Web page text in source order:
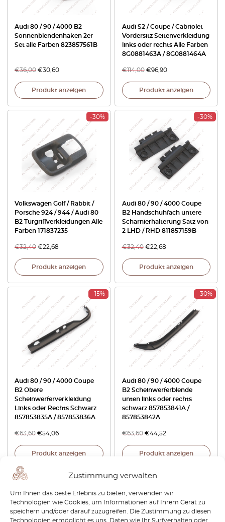
Zustimmung verwalten
Um Ihnen das beste Erlebnis zu bieten, verwenden wir
Technologien wie Cookies, um Informationen auf Ihrem Gerät zu
speichern und/oder darauf zuzugreifen. Die Zustimmung zu diesen
Technologien ermöglicht es uns, Daten wie Ihr Surfverhalten oder
Audi 80 / 90 / 4000 B2
Sonnenblendenhaken 2er
Set alle Farben 823857561B
€36,00 €30,60
Produkt anzeigen
Audi S2 / Coupe / Cabriolet
Vordersitz Seitenverkleidung
links oder rechts Alle Farben
8G0881463A / 8G0881464A
€114,00 €96,90
Produkt anzeigen
-30%
Volkswagen Golf / Rabbit /
Porsche 924 / 944 / Audi 80
B2 Türgriffverkleidungen Alle
Farben 171837235
€32,40 €22,68
Produkt anzeigen
-30%
Audi 80 / 90 / 4000 Coupe
B2 Handschuhfach untere
Scharnierhalterung Satz von
2 LHD / RHD 811857159B
€32,40 €22,68
Produkt anzeigen
-15%
Audi 80 / 90 / 4000 Coupe
B2 Obere
Scheinwerferverkleidung
Links oder Rechts Schwarz
857853835A / 857853836A
€63,60 €54,06
Produkt anzeigen
-30%
Audi 80 / 90 / 4000 Coupe
B2 Scheinwerferblende
unten links oder rechts
schwarz 857853841A /
857853842A
€63,60 €44,52
Produkt anzeigen
-30%